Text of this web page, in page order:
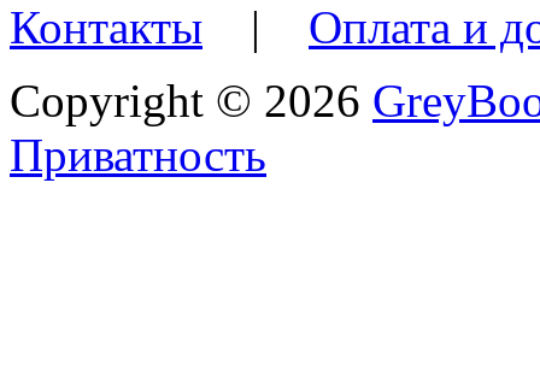
Контакты | Оплата и
Copyright © 2026
Приватность